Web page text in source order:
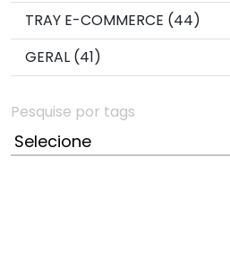
TRAY E-COMMERCE (44)
GERAL (41)
Pesquise por tags